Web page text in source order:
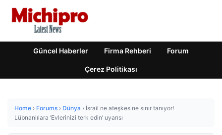
Güncel Haberler Firma Rehberi Forum
Çerez Politikası
Home › Forums › Dünya › İsrail ne ateşkes ne sınır tanıyor!
Lübnanlılara ‘Evlerinizi terk edin’ uyarısı